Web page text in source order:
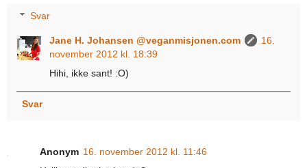
Svar
Jane H. Johansen @veganmisjonen.com
16.
november 2012 kl. 18:39
Hihi, ikke sant! :O)
Svar
Anonym 16. november 2012 kl. 11:46